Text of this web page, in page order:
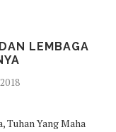
LEMBAGA
Tuhan Yang Maha